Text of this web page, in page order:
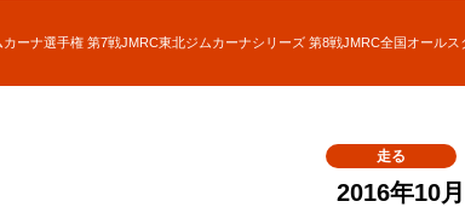
ーナ選手権 第7戦JMRC東北ジムカーナシリーズ 第8戦JMRC全国オール
走る
2016年10